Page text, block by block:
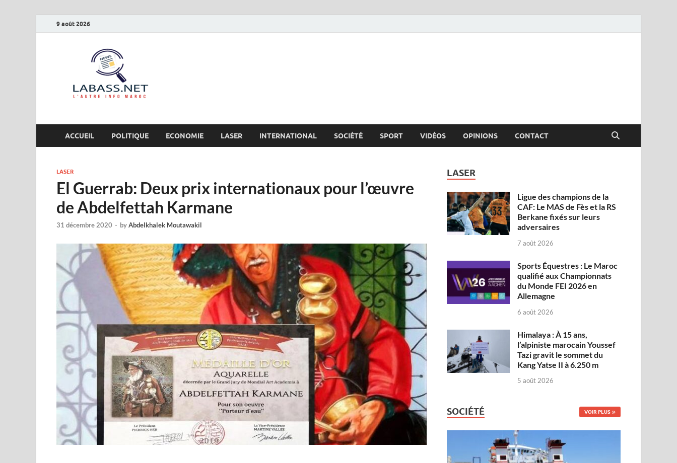
9 août 2026
ACCUEIL POLITIQUE ECONOMIE LASER INTERNATIONAL SOCIÉTÉ SPORT VIDÉOS OPINIONS CONTACT
LASER
El Guerrab: Deux prix internationaux pour l’œuvre
de Abdelfettah Karmane
31 décembre 2020 - byAbdelkhalek Moutawakil
LASER
Ligue des champions de la
CAF: Le MAS de Fès et la RS
Berkane fixés sur leurs
adversaires
7 août 2026
Sports Équestres : Le Maroc
qualifié aux Championnats
du Monde FEI 2026 en
Allemagne
6 août 2026
Himalaya : À 15 ans,
l’alpiniste marocain Youssef
Tazi gravit le sommet du
Kang Yatse II à 6.250 m
5 août 2026
SOCIÉTÉ VOIR PLUS